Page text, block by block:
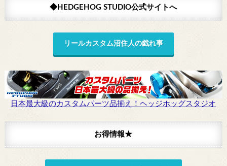
◆HEDGEHOG STUDIO公式サイトへ
リールカスタム沼住人の戯れ事
日本最大級のカスタムパーツ品揃え！ヘッジホッグスタジオ
お得情報★